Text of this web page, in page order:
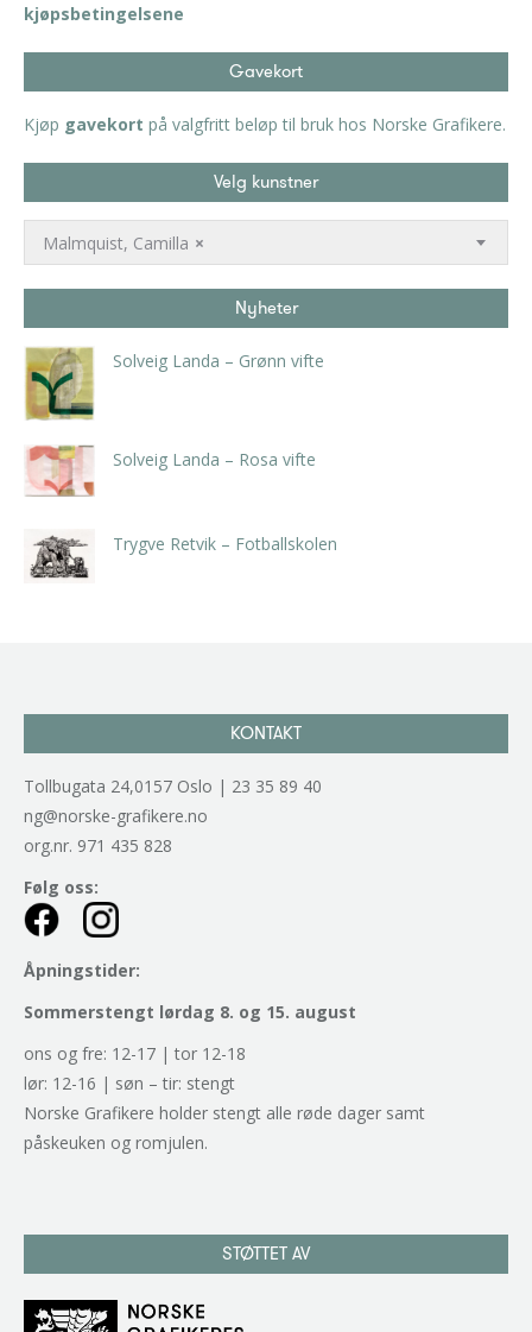
kjøpsbetingelsene
Gavekort
Kjøp gavekort på valgfritt beløp til bruk hos Norske Grafikere.
Velg kunstner
×
Malmquist, Camilla
Nyheter
Solveig Landa – Grønn vifte
Solveig Landa – Rosa vifte
Trygve Retvik – Fotballskolen
KONTAKT
Tollbugata 24,0157 Oslo | 23 35 89 40
ng@norske-grafikere.no
org.nr. 971 435 828
Følg oss:
Åpningstider:
Sommerstengt lørdag 8. og 15. august
ons og fre: 12-17 | tor 12-18
lør: 12-16 | søn – tir: stengt
Norske Grafikere holder stengt alle røde dager samt
påskeuken og romjulen.
STØTTET AV